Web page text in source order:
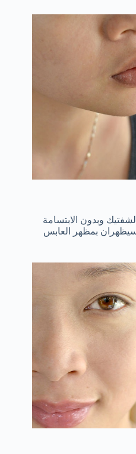
وبدون الابتسامة
بمظهر العابس